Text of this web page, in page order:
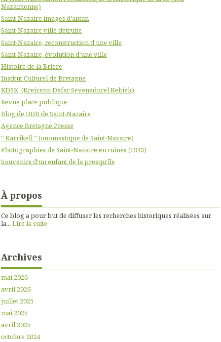
Nazairienne)
Saint-Nazaire images d'antan
Saint-Nazaire ville détruite
Saint-Nazaire, reconstruction d'une ville
Saint-Nazaire, évolution d'une ville
Histoire de la Brière
Institut Culturel de Bretagne
KDSK, (Kreizenn Dafar Sevenadurel Keltiek)
Revue place publique
Blog de UDB de Saint-Nazaire
Agence Bretagne Presse
'' Karrikell '' (onomastique de Saint-Nazaire)
Photographies de Saint-Nazaire en ruines (1943)
Souvenirs d'un enfant de la presqu'île
À propos
Ce blog a pour but de diffuser les recherches historiques réalisées sur
la... Lire la suite
Archives
mai 2026
avril 2026
juillet 2025
mai 2025
avril 2025
octobre 2024